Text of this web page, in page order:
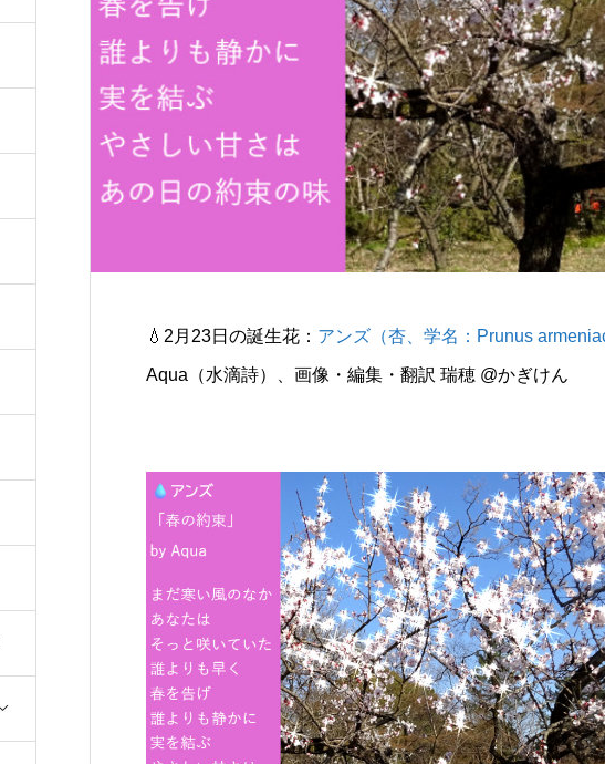
💧2月23日の誕生花： アンズ（杏、学名：Prunus
Aqua（水滴詩）、画像・編集・翻訳 瑞穂 @かぎけん